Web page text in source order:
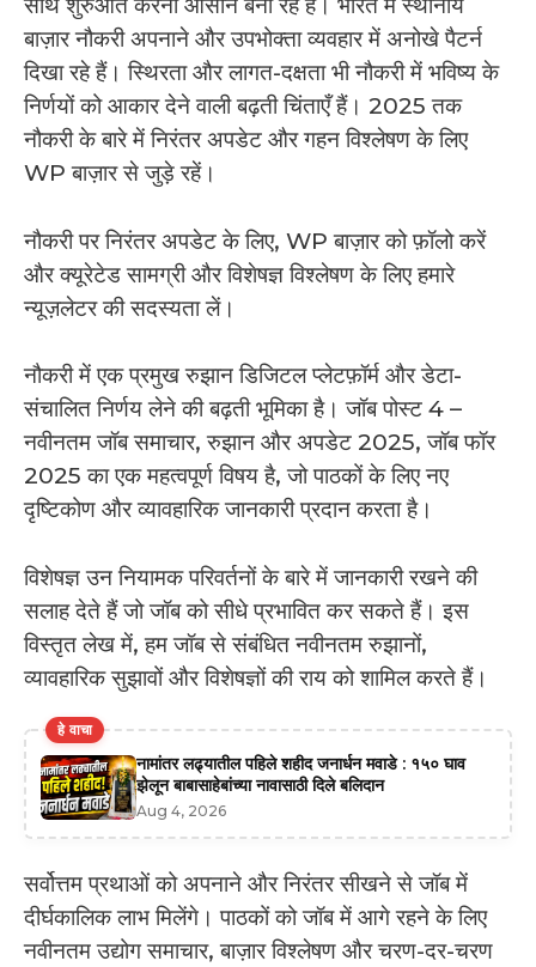
साथ शुरुआत करना आसान बना रहे हैं। भारत में स्थानीय
बाज़ार नौकरी अपनाने और उपभोक्ता व्यवहार में अनोखे पैटर्न
दिखा रहे हैं। स्थिरता और लागत-दक्षता भी नौकरी में भविष्य के
निर्णयों को आकार देने वाली बढ़ती चिंताएँ हैं। 2025 तक
नौकरी के बारे में निरंतर अपडेट और गहन विश्लेषण के लिए
WP बाज़ार से जुड़े रहें।
नौकरी पर निरंतर अपडेट के लिए, WP बाज़ार को फ़ॉलो करें
और क्यूरेटेड सामग्री और विशेषज्ञ विश्लेषण के लिए हमारे
न्यूज़लेटर की सदस्यता लें।
नौकरी में एक प्रमुख रुझान डिजिटल प्लेटफ़ॉर्म और डेटा-
संचालित निर्णय लेने की बढ़ती भूमिका है। जॉब पोस्ट 4 –
नवीनतम जॉब समाचार, रुझान और अपडेट 2025, जॉब फॉर
2025 का एक महत्वपूर्ण विषय है, जो पाठकों के लिए नए
दृष्टिकोण और व्यावहारिक जानकारी प्रदान करता है।
विशेषज्ञ उन नियामक परिवर्तनों के बारे में जानकारी रखने की
सलाह देते हैं जो जॉब को सीधे प्रभावित कर सकते हैं। इस
विस्तृत लेख में, हम जॉब से संबंधित नवीनतम रुझानों,
व्यावहारिक सुझावों और विशेषज्ञों की राय को शामिल करते हैं।
हे वाचा
नामांतर लढ्यातील पहिले शहीद जनार्धन मवाडे : १५० घाव
झेलून बाबासाहेबांच्या नावासाठी दिले बलिदान
Aug 4, 2026
सर्वोत्तम प्रथाओं को अपनाने और निरंतर सीखने से जॉब में
दीर्घकालिक लाभ मिलेंगे। पाठकों को जॉब में आगे रहने के लिए
नवीनतम उद्योग समाचार, बाज़ार विश्लेषण और चरण-दर-चरण